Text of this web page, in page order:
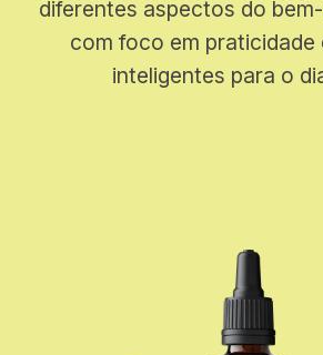
diferentes aspectos do
com foco em praticidade
inteligentes para o